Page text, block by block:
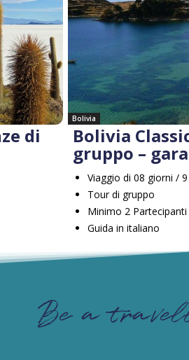
di
Bolivia
Bolivia
gruppo –
Viaggio di 08 giorni /
Tour di gruppo
Minimo 2 Partecipanti
Guida in italiano
Be a